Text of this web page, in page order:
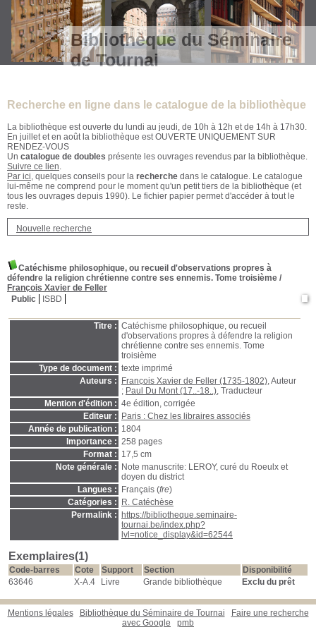
Bibliothèque du Séminaire
de Tournai
Recherche en ligne dans le catalogue de la bibliothèque
La bibliothèque est ouverte du lundi au jeudi, de 10h à 12h et de 14h à 17h30.
En juillet et en août la bibliothèque est OUVERTE UNIQUEMENT SUR
RENDEZ-VOUS
Un catalogue de doubles présente les ouvrages revendus par la bibliothèque.
Suivre ce lien.
Par ici, quelques conseils pour la recherche dans le catalogue. Le catalogue
lui-même ne comprend pour le moment qu'un petit tiers de la bibliothèque (et
tous les ouvrages depuis 1990). Le fichier papier permet d'accéder à tout le
reste.
Nouvelle recherche
Catéchisme philosophique, ou recueil d'observations propres à
défendre la religion chrétienne contre ses ennemis. Tome troisième /
Franc̜ois Xavier de Feller
Public
ISBD
Titre : Catéchisme philosophique, ou recueil
d'observations propres à défendre la religion
chrétienne contre ses ennemis. Tome
troisième
Type de document : texte imprimé
Auteurs :
Franc̜ois Xavier de Feller (1735-1802), Auteur
; Paul Du Mont (17..-18..), Traducteur
Mention d'édition : 4e édition, corrigée
Editeur :
Paris : Chez les libraires associés
Année de publication : 1804
Importance : 258 pages
Format : 17,5 cm
Note générale :
Note manuscrite: LEROY, curé du Roeulx et
doyen du district
Langues :
Français (fre)
Catégories :
R. Catéchèse
Permalink :
https://bibliotheque.seminaire-
tournai.be/index.php?
lvl=notice_display&id=62544
Exemplaires(1)
Code-barres Cote Support Section
Disponibilité
63646
X-A.4 Livre Grande bibliothèque Exclu du prêt
Mentions légales Bibliothèque du Séminaire de Tournai
Faire une recherche
avec Google
pmb